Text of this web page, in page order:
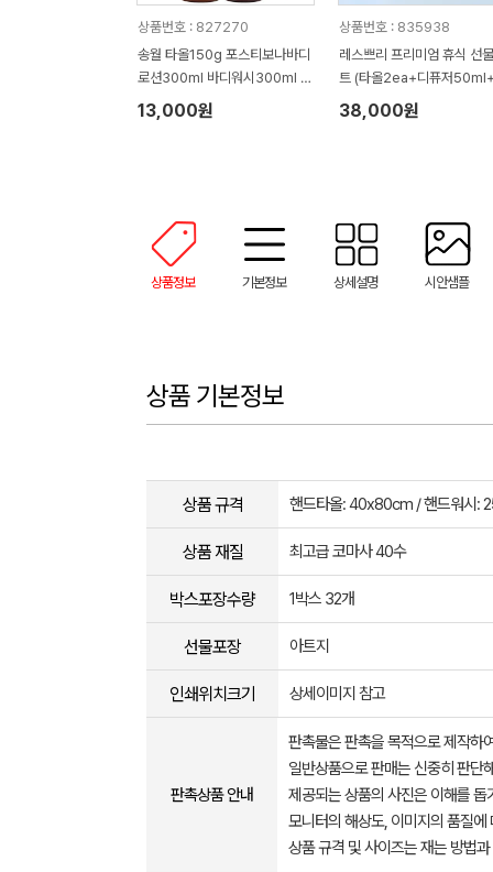
상품번호 : 827270
송월 타올150g 포스티보나바디
로션300ml 바디워시300ml 물
티슈100매(4종)
13,000원
상품번호 : 835938
레스쁘리 프리미엄 휴식 선
트 (타올2ea+디퓨저
렌저290ml+로션300ml)
38,000원
상품정보 기본정보 상세설명 시안샘플
상품 기본정보
상품 규격 핸드타올: 40x80cm / 핸드워시:
상품 재질 최고급 코마사 40수
박스포장수량 1박스 32개
선물포장 아트지
인쇄위치크기 상세이미지 참고
판촉상품 안내
판촉물은 판촉을 목적으로 제작하
일반상품으로 판매는 신중히 판단
제공되는 상품의 사진은 이해를
모니터의 해상도, 이미지의 품질
상품 규격 및 사이즈는 재는 방법